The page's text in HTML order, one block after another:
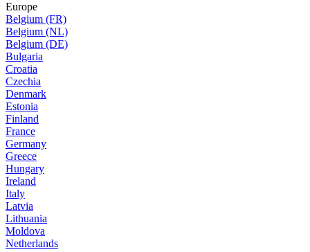
Europe
Belgium (FR)
Belgium (NL)
Belgium (DE)
Bulgaria
Croatia
Czechia
Denmark
Estonia
Finland
France
Germany
Greece
Hungary
Ireland
Italy
Latvia
Lithuania
Moldova
Netherlands